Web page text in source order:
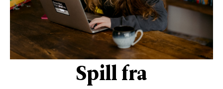
Spill fra